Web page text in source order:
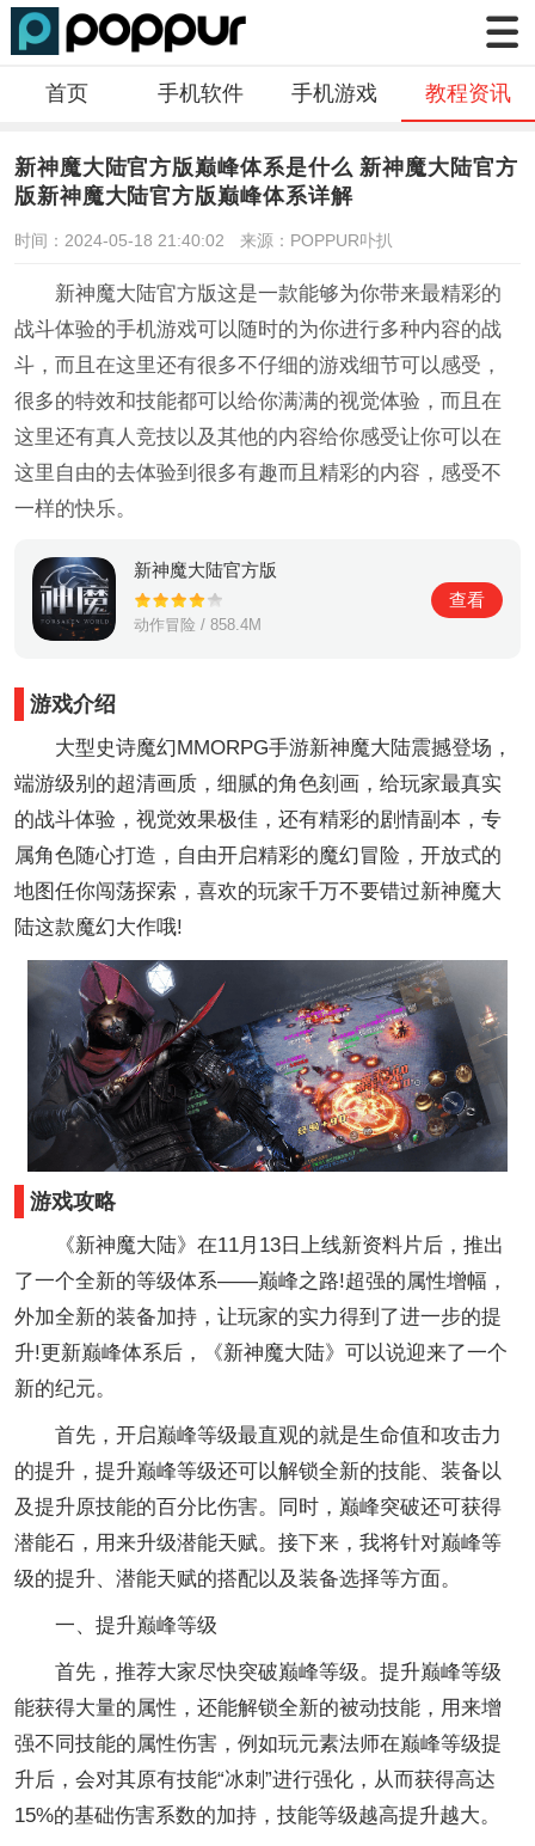
首页 手机软件 手机游戏 教程资讯
新神魔大陆官方版巅峰体系是什么 新神魔大陆官方
版新神魔大陆官方版巅峰体系详解
时间：2024-05-18 21:40:02 来源：POPPUR卟扒
新神魔大陆官方版这是一款能够为你带来最精彩的
战斗体验的手机游戏可以随时的为你进行多种内容的战
斗，而且在这里还有很多不仔细的游戏细节可以感受，
很多的特效和技能都可以给你满满的视觉体验，而且在
这里还有真人竞技以及其他的内容给你感受让你可以在
这里自由的去体验到很多有趣而且精彩的内容，感受不
一样的快乐。
新神魔大陆官方版
动作冒险 / 858.4M
查看
游戏介绍
大型史诗魔幻MMORPG手游新神魔大陆震撼登场，
端游级别的超清画质，细腻的角色刻画，给玩家最真实
的战斗体验，视觉效果极佳，还有精彩的剧情副本，专
属角色随心打造，自由开启精彩的魔幻冒险，开放式的
地图任你闯荡探索，喜欢的玩家千万不要错过新神魔大
陆这款魔幻大作哦!
游戏攻略
《新神魔大陆》在11月13日上线新资料片后，推出
了一个全新的等级体系——巅峰之路!超强的属性增幅，
外加全新的装备加持，让玩家的实力得到了进一步的提
升!更新巅峰体系后，《新神魔大陆》可以说迎来了一个
新的纪元。
首先，开启巅峰等级最直观的就是生命值和攻击力
的提升，提升巅峰等级还可以解锁全新的技能、装备以
及提升原技能的百分比伤害。同时，巅峰突破还可获得
潜能石，用来升级潜能天赋。接下来，我将针对巅峰等
级的提升、潜能天赋的搭配以及装备选择等方面。
一、提升巅峰等级
首先，推荐大家尽快突破巅峰等级。提升巅峰等级
能获得大量的属性，还能解锁全新的被动技能，用来增
强不同技能的属性伤害，例如玩元素法师在巅峰等级提
升后，会对其原有技能“冰刺”进行强化，从而获得高达
15%的基础伤害系数的加持，技能等级越高提升越大。